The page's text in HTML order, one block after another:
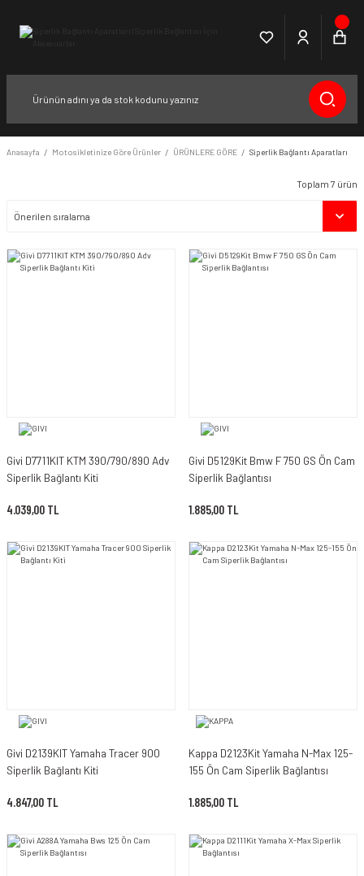
Anasayfa Motosikletinize Göre Ürünler ÜRÜNLERE GÖRE Siperlik Bağlantı Aparatları
Toplam 7 ürün
Givi D7711KIT KTM 390/790/890 Adv
Siperlik Bağlantı Kiti
4.039,00 TL
Givi D5129Kit Bmw F 750 GS Ön Cam
Siperlik Bağlantısı
1.885,00 TL
Givi D2139KIT Yamaha Tracer 900
Siperlik Bağlantı Kiti
4.847,00 TL
Kappa D2123Kit Yamaha N-Max 125-
155 Ön Cam Siperlik Bağlantısı
1.885,00 TL